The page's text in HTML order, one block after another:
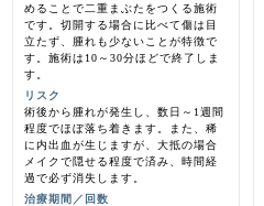
めることで二重まぶたをつくる施術
です。切開する場合に比べて傷は目
立たず、腫れも少ないことが特徴で
す。施術は10～30分ほどで終了しま
す。
リスク
術後から腫れが発生し、数日～1週間
程度でほぼ落ち着きます。また、稀
に内出血が生じますが、大抵の場合
メイクで隠せる程度で済み、時間経
過で必ず消失します。
治療期間／回数